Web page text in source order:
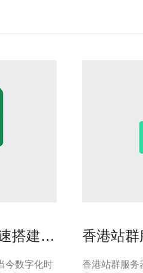
搭建网
香港站
香港站群服务器评